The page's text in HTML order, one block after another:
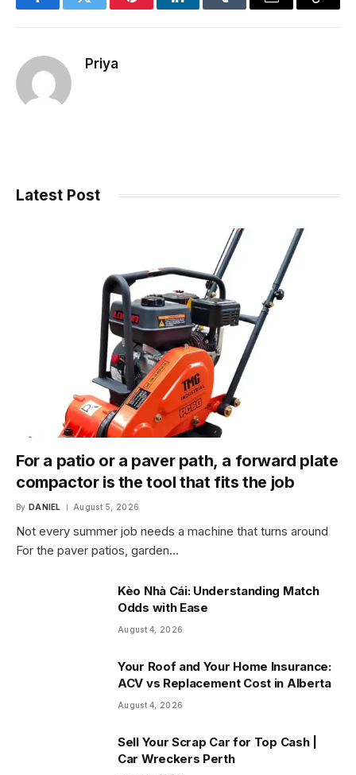
FacebookTwitter PinterestLinkedInTumblr Email
Copy
Priya
Latest Post
For a patio or a paver path, a forward plate
compactor is the tool that fits the job
By DANIEL August 5, 2026
Not every summer job needs a machine that turns around
For the paver patios, garden…
Kèo Nhà Cái: Understanding Match
Odds with Ease
August 4, 2026
Your Roof and Your Home Insurance:
ACV vs Replacement Cost in Alberta
August 4, 2026
Sell Your Scrap Car for Top Cash |
Car Wreckers Perth